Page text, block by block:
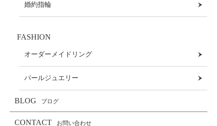
婚約指輪
FASHION
オーダーメイドリング
パールジュエリー
BLOG ブログ
CONTACT お問い合わせ